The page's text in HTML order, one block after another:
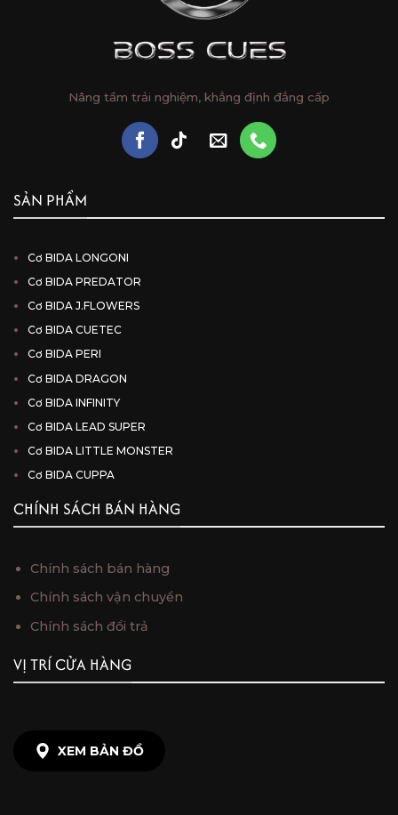
Nâng tầm trải nghiệm, khẳng định đẳng cấp
SẢN PHẨM
Cơ BIDA LONGONI
Cơ BIDA PREDATOR
Cơ BIDA J.FLOWERS
Cơ BIDA CUETEC
Cơ BIDA PERI
Cơ BIDA DRAGON
Cơ BIDA INFINITY
Cơ BIDA LEAD SUPER
Cơ BIDA LITTLE MONSTER
Cơ BIDA CUPPA
CHÍNH SÁCH BÁN HÀNG
Chính sách bán hàng
Chính sách vận chuyển
Chính sách đổi trả
VỊ TRÍ CỬA HÀNG
XEM BẢN ĐỒ